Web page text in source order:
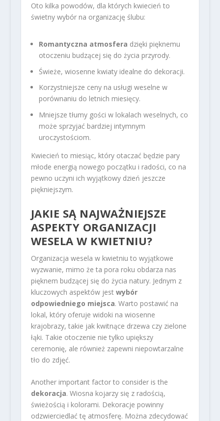
Oto kilka powodów, dla których kwiecień to
świetny wybór na organizację ślubu:
Romantyczna atmosfera dzięki pięknemu
otoczeniu budzącej się do życia przyrody.
Świeże, wiosenne kwiaty idealne do dekoracji.
Korzystniejsze ceny na usługi weselne w
porównaniu do letnich miesięcy.
Mniejsze tłumy gości w lokalach weselnych, co
może sprzyjać bardziej intymnym
uroczystościom.
Kwiecień to miesiąc, który otaczać będzie pary
młode energią nowego początku i radości, co na
pewno uczyni ich wyjątkowy dzień jeszcze
piękniejszym.
JAKIE SĄ NAJWAŻNIEJSZE
ASPEKTY ORGANIZACJI
WESELA W KWIETNIU?
Organizacja wesela w kwietniu to wyjątkowe
wyzwanie, mimo że ta pora roku obdarza nas
pięknem budzącej się do życia natury. Jednym z
kluczowych aspektów jest wybór
odpowiedniego miejsca. Warto postawić na
lokal, który oferuje widoki na wiosenne
krajobrazy, takie jak kwitnące drzewa czy zielone
łąki. Takie otoczenie nie tylko upiększy
ceremonię, ale również zapewni niepowtarzalne
tło do zdjęć.
Another important factor to consider is the
dekoracja. Wiosna kojarzy się z radością,
świeżością i kolorami. Dekoracje powinny
odzwierciedlać tę atmosferę. Można zdecydować